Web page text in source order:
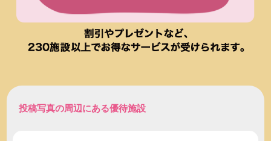
投稿写真の周辺にある優待施設